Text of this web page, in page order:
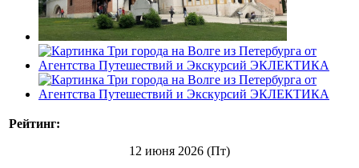
Рейтинг:
12 июня 2026 (Пт)